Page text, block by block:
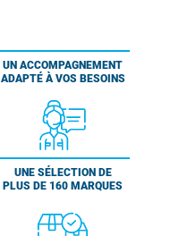
UN ACCOMPAGNEMENT
ADAPTÉ À VOS BESOINS
UNE SÉLECTION DE
PLUS DE 160 MARQUES